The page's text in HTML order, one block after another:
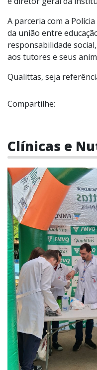
A parceria com a
da união entre
responsabilidade
aos tutores e seus
Qualittas, seja
Compartilhe:
Clínicas e